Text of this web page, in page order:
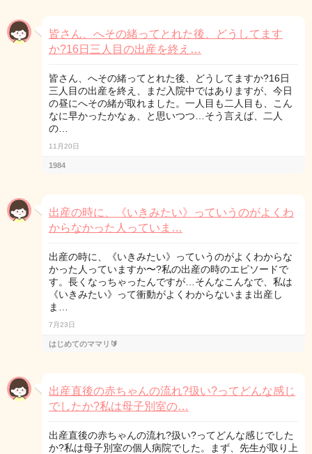
皆さん、へその緒ってとれた後、どうしてます
か?16日三人目の出産を終え…
皆さん、へその緒ってとれた後、どうしてますか?16日
三人目の出産を終え、まだ入院中ではありますが、今日
の昼にへその緒が取れました。一人目も二人目も、こん
なに早かったかなぁ、と思いつつ…そう言えば、二人
の…
11月20日
1984
出産の時に、《いきみたい》っていうのがよくわ
からなかった人っていま…
出産の時に、《いきみたい》っていうのがよくわからな
かった人っていますか〜?私の出産の時のエピソードで
す。長くなっちゃったんですが…そんなこんなで、私は
《いきみたい》って衝動がよくわからないまま出産し
ま…
7月23日
はじめてのママリ🔰
出産直後の赤ちゃんの流れ?扱い?ってどんな感じ
でしたか?私は母子別室の…
出産直後の赤ちゃんの流れ?扱い?ってどんな感じでした
か?私は母子別室の個人病院でした。まず、先生が取り上